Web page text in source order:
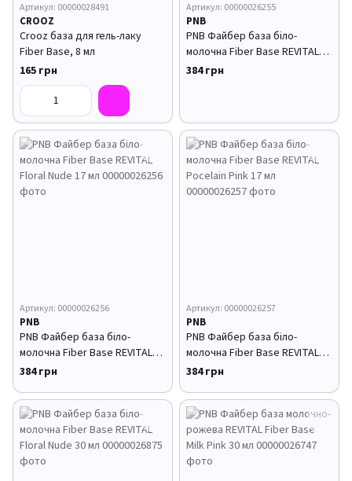
Артикул: 00000028491
CROOZ
Crooz база для гель-лаку
Fiber Base, 8 мл
165 грн
Артикул: 00000026255
PNB
PNB Файбер база біло-
молочна Fiber Base REVITAL
Clear 17 мл
384 грн
Артикул: 00000026256
PNB
PNB Файбер база біло-
молочна Fiber Base REVITAL
Floral Nude 17 мл
384 грн
Артикул: 00000026257
PNB
PNB Файбер база біло-
молочна Fiber Base REVITAL
Pocelain Pink 17 мл
384 грн